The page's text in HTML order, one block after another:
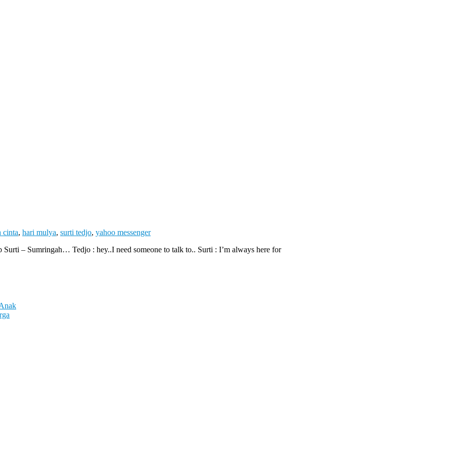
cinta, hari mulya, surti tedjo, yahoo messenger
Tedjo : hey..I need someone to talk to.. Surti : I’m always here for